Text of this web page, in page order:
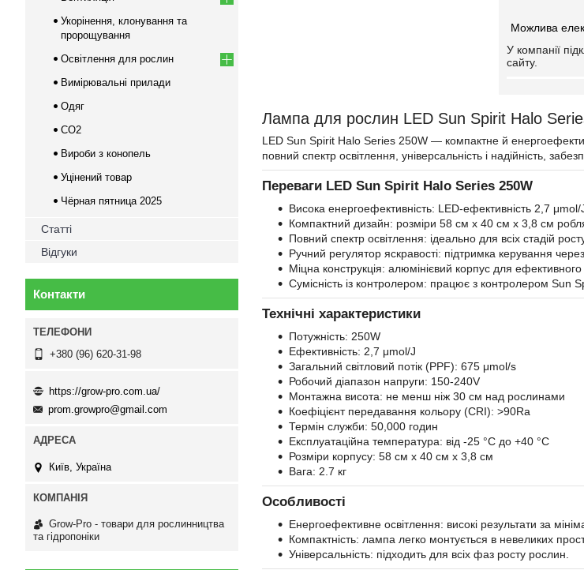
У компанії
сайту.
Лампа для рослин LED Sun Spirit Halo
LED Sun Spirit Halo Series 250W — компактне й
повний спектр освітлення, універсальність і надійність,
Переваги LED Sun Spirit Halo Series 250W
Висока енергоефективність: LED-ефективність 2,7
Компактний дизайн: розміри 58 см x 40 см x 3,8 см
Повний спектр освітлення: ідеально для всіх стадій
Ручний регулятор яскравості: підтримка керування
Міцна конструкція: алюмінієвий корпус для
Сумісність із контролером: працює з контролером Sun
Технічні характеристики
Потужність: 250W
Ефективність: 2,7 μmol/J
Загальний світловий потік (PPF): 675 μmol/s
Робочий діапазон напруги: 150-240V
Монтажна висота: не менш ніж 30 см над рослинами
Коефіцієнт передавання кольору (CRI): >90Ra
Термін служби: 50,000 годин
Експлуатаційна температура: від -25 °C до +40 °C
Розміри корпусу: 58 см x 40 см x 3,8 см
Вага: 2.7 кг
Особливості
Енергоефективне освітлення: високі результати за
Компактність: лампа легко монтується в невеликих
Універсальність: підходить для всіх фаз росту рослин.
Укорінення, клонування та
пророщування
Освітлення для рослин
Вимірювальні прилади
Одяг
CO2
Вироби з конопель
Уцінений товар
Чёрная пятница 2025
Статті
Відгуки
Контакти
+380 (96) 620-31-98
https://grow-pro.com.ua/
prom.growpro@gmail.com
Київ, Україна
Grow-Pro - товари для рослинництва
та гідропоніки